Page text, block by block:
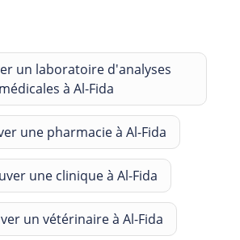
un laboratoire d'analyses
médicales à Al-Fida
une pharmacie à Al-Fida
une clinique à Al-Fida
un vétérinaire à Al-Fida